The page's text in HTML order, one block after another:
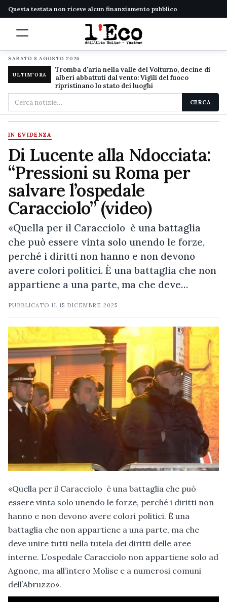
Questa testata non riceve alcun finanziamento pubblico
SABATO 8 AGOSTO 2026
ULTIM'ORA
Tromba d'aria nella valle del Volturno, decine di
alberi abbattuti dal vento: Vigili del fuoco
ripristinano lo stato dei luoghi
Cerca
nel
sito
CERCA
IN EVIDENZA
Di Lucente alla Ndocciata:
“Pressioni su Roma per
salvare l’ospedale
Caracciolo” (video)
«Quella per il Caracciolo è una battaglia
che può essere vinta solo unendo le forze,
perché i diritti non hanno e non devono
avere colori politici. È una battaglia che non
appartiene a una parte, ma che deve…
PUBBLICATO IL15 DICEMBRE 2025
«Quella per il Caracciolo è una battaglia che può
essere vinta solo unendo le forze, perché i diritti non
hanno e non devono avere colori politici. È una
battaglia che non appartiene a una parte, ma che
deve unire tutti nella tutela dei diritti delle aree
interne. L’ospedale Caracciolo non appartiene solo ad
Agnone, ma all’intero Molise e a numerosi comuni
dell’Abruzzo».